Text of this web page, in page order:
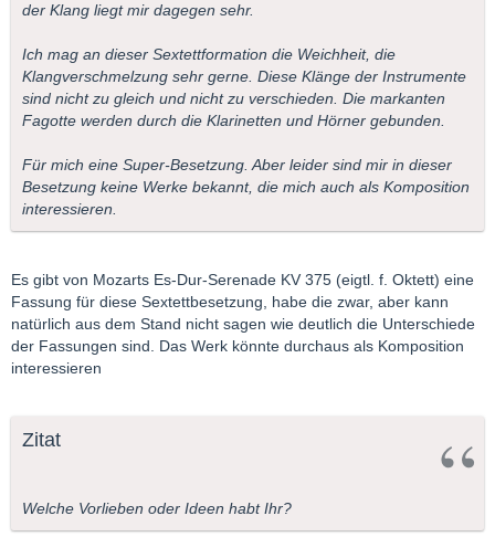
der Klang liegt mir dagegen sehr.
Ich mag an dieser Sextettformation die Weichheit, die
Klangverschmelzung sehr gerne. Diese Klänge der Instrumente
sind nicht zu gleich und nicht zu verschieden. Die markanten
Fagotte werden durch die Klarinetten und Hörner gebunden.
Für mich eine Super-Besetzung. Aber leider sind mir in dieser
Besetzung keine Werke bekannt, die mich auch als Komposition
interessieren.
Es gibt von Mozarts Es-Dur-Serenade KV 375 (eigtl. f. Oktett) eine
Fassung für diese Sextettbesetzung, habe die zwar, aber kann
natürlich aus dem Stand nicht sagen wie deutlich die Unterschiede
der Fassungen sind. Das Werk könnte durchaus als Komposition
interessieren
Zitat
Welche Vorlieben oder Ideen habt Ihr?